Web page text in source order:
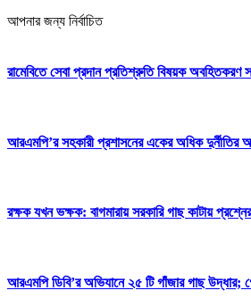
আপনার জন্য নির্বাচিত
রামেবিতে সেবা প্রদান প্রতিশ্রুতি বিষয়ক অবহিতকরণ
আরএমপি’র সহকারী প্রশাসনের একের অধিক দুর্নীতির
রক্ষক যখন ভক্ষক: বাগমারায় সরকারি গাছ কাটায়
আরএমপি ডিবি’র অভিযানে ২৫ টি গাঁজার গাছ উদ্ধার;